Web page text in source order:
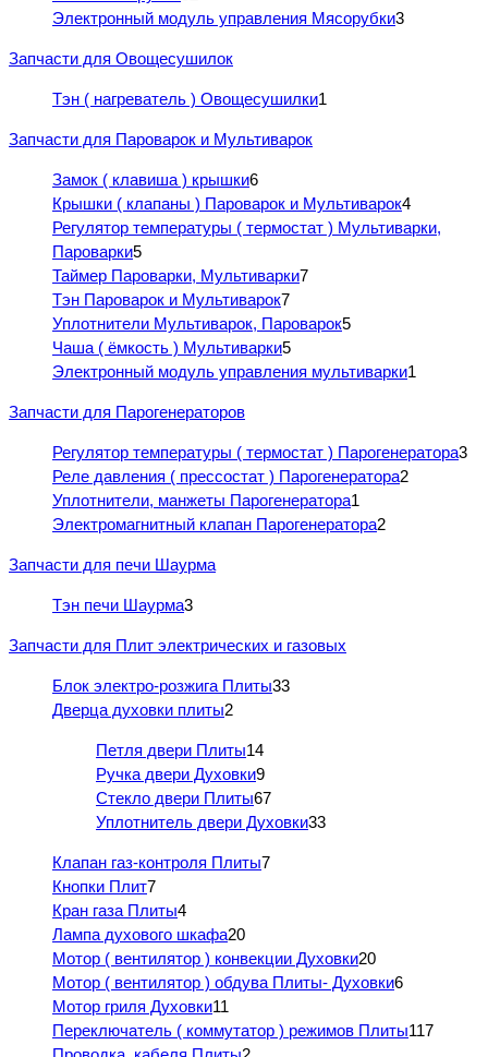
Электронный модуль управления Мясорубки3
Запчасти для Овощесушилок
Тэн ( нагреватель ) Овощесушилки1
Запчасти для Пароварок и Мультиварок
Замок ( клавиша ) крышки6
Крышки ( клапаны ) Пароварок и Мультиварок4
Регулятор температуры ( термостат ) Мультиварки,
Пароварки5
Таймер Пароварки, Мультиварки7
Тэн Пароварок и Мультиварок7
Уплотнители Мультиварок, Пароварок5
Чаша ( ёмкость ) Мультиварки5
Электронный модуль управления мультиварки1
Запчасти для Парогенераторов
Регулятор температуры ( термостат ) Парогенератора3
Реле давления ( прессостат ) Парогенератора2
Уплотнители, манжеты Парогенератора1
Электромагнитный клапан Парогенератора2
Запчасти для печи Шаурма
Тэн печи Шаурма3
Запчасти для Плит электрических и газовых
Блок электро-розжига Плиты33
Дверца духовки плиты2
Петля двери Плиты14
Ручка двери Духовки9
Стекло двери Плиты67
Уплотнитель двери Духовки33
Клапан газ-контроля Плиты7
Кнопки Плит7
Кран газа Плиты4
Лампа духового шкафа20
Мотор ( вентилятор ) конвекции Духовки20
Мотор ( вентилятор ) обдува Плиты- Духовки6
Мотор гриля Духовки11
Переключатель ( коммутатор ) режимов Плиты117